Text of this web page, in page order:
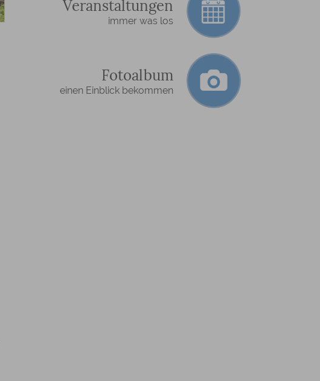
Veranstaltungen
immer was los
Fotoalbum
einen Einblick bekommen